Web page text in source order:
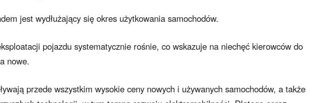
jest wydłużający się okres użytkowania samochodów.
pojazdu systematycznie rośnie, co wskazuje na niechęć kierowców do
nowe.
przede wszystkim wysokie ceny nowych i używanych samochodów, a także